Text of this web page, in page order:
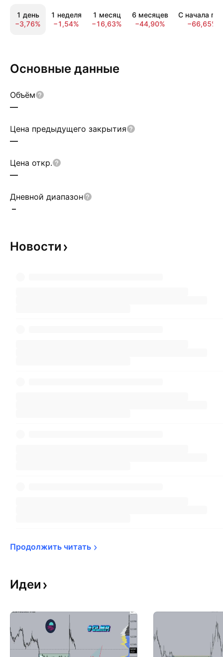
1 день
−3,76%
1 неделя
−1,54%
1 месяц
−16,63%
6 месяцев
−44,90%
С начала
−66,65%
Основные данные
Объём
—
Цена предыдущего закрытия
—
Цена откр.
—
Дневной диапазон
–
Новости
Продолжить читать
Идеи